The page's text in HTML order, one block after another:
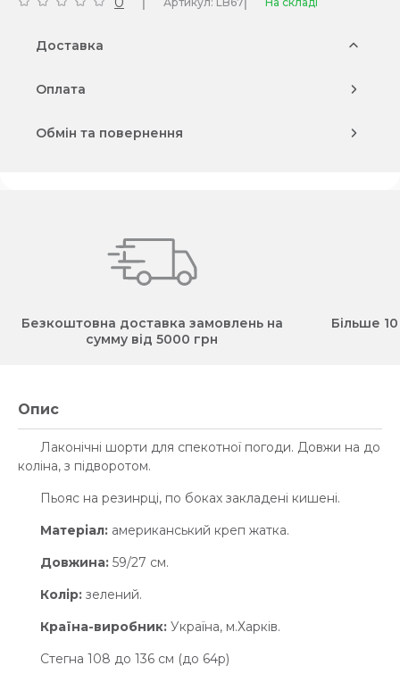
Доставка
Оплата
Обмін та повернення
Безкоштовна доставка замовлень на
сумму від 5000 грн
Більше
Опис
Лаконічні шорти для спекотної погоди. Довжи на до
коліна, з підворотом.
Пьояс на резинрці, по боках закладені кишені.
Матеріал: американський креп жатка.
Довжина: 59/27 см.
Колір: зелений.
Країна-виробник: Україна, м.Харків.
Стегна 108 до 136 см (до 64р)